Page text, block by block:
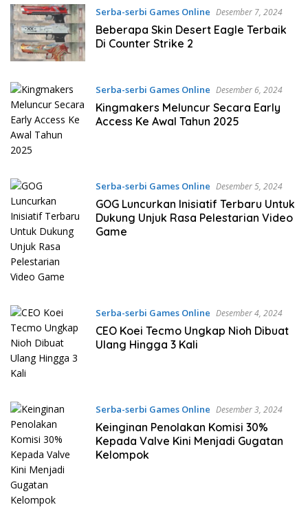
Serba-serbi Games Online Desember 7, 2024
Beberapa Skin Desert Eagle Terbaik
Di Counter Strike 2
Serba-serbi Games Online Desember 6, 2024
Kingmakers Meluncur Secara Early
Access Ke Awal Tahun 2025
Serba-serbi Games Online Desember 5, 2024
GOG Luncurkan Inisiatif Terbaru Untuk
Dukung Unjuk Rasa Pelestarian Video
Game
Serba-serbi Games Online Desember 4, 2024
CEO Koei Tecmo Ungkap Nioh Dibuat
Ulang Hingga 3 Kali
Serba-serbi Games Online Desember 3, 2024
Keinginan Penolakan Komisi 30%
Kepada Valve Kini Menjadi Gugatan
Kelompok